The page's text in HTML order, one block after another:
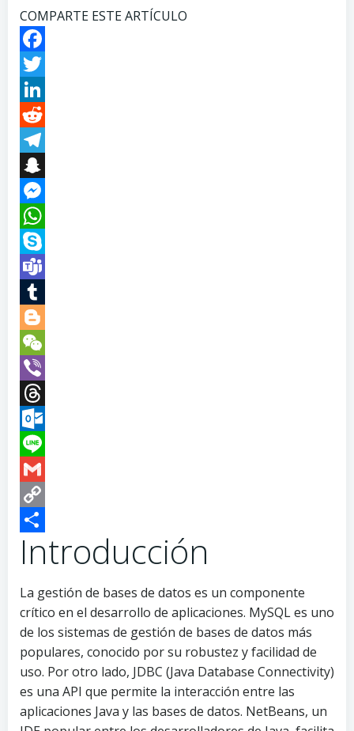
COMPARTE ESTE ARTÍCULO
Facebook
Twitter
LinkedIn
Reddit
Telegram
Snapchat
Messenger
WhatsApp
Skype
Teams
Tumblr
Blogger
WeChat
Viber
Threads
Outlook.com
Line
Gmail
Copy
Link
Compartir
Introducción
La gestión de bases de datos es un componente
crítico en el desarrollo de aplicaciones. MySQL es uno
de los sistemas de gestión de bases de datos más
populares, conocido por su robustez y facilidad de
uso. Por otro lado, JDBC (Java Database Connectivity)
es una API que permite la interacción entre las
aplicaciones Java y las bases de datos. NetBeans, un